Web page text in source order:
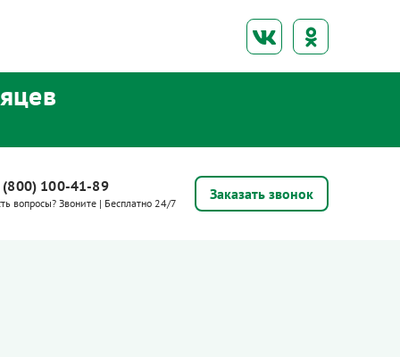
(800) 100-41-89
вопросы? Звоните | Бесплатно 24/7
Заказать звонок